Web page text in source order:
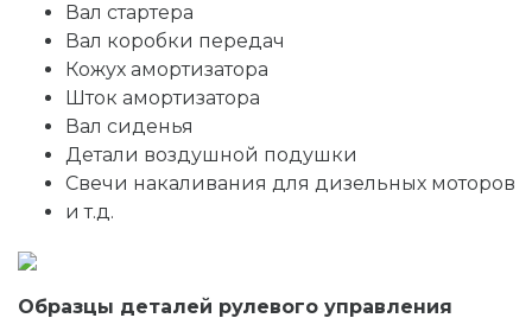
Вал стартера
Вал коробки передач
Кожух амортизатора
Шток амортизатора
Вал сиденья
Детали воздушной подушки
Свечи накаливания для дизельных моторов
и т.д.
Образцы деталей рулевого управления